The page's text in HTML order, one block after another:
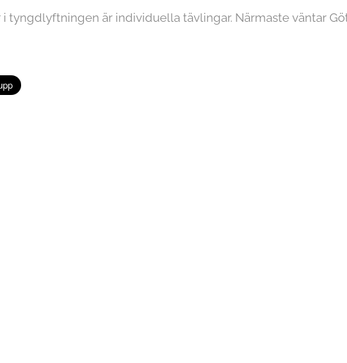
tyngdlyftningen är individuella tävlingar. Närmaste väntar